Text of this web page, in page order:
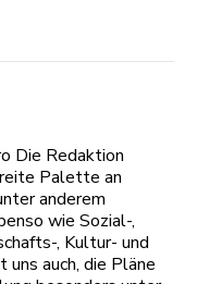
Die Redaktion
Palette an
anderem
wie Sozial-,
, Kultur- und
auch, die Pläne